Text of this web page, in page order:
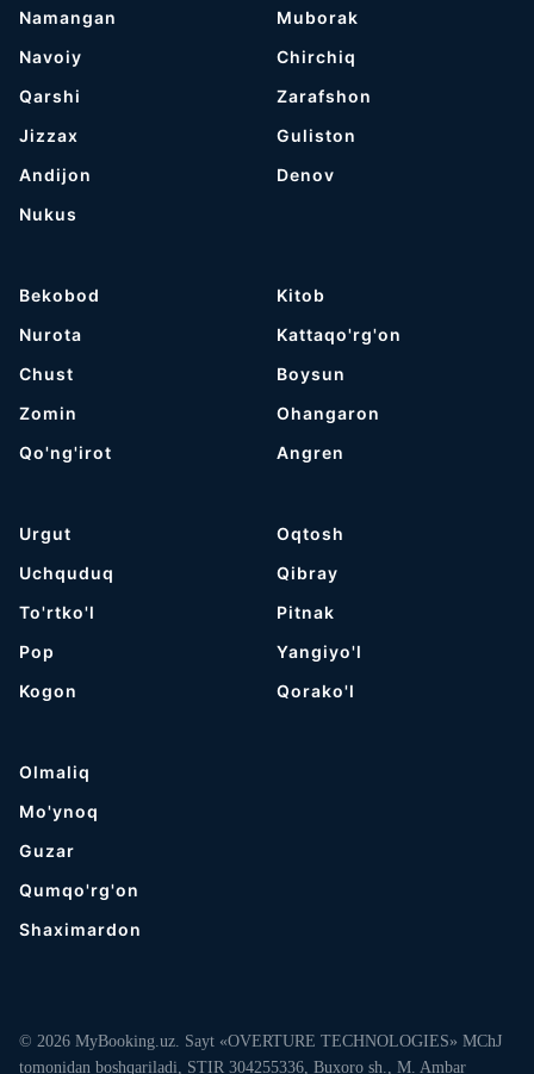
Namangan
Navoiy
Qarshi
Jizzax
Andijon
Nukus
Muborak
Chirchiq
Zarafshon
Guliston
Denov
Bekobod
Nurota
Chust
Zomin
Qo'ng'irot
Kitob
Kattaqo'rg'on
Boysun
Ohangaron
Angren
Urgut
Uchquduq
To'rtko'l
Pop
Kogon
Oqtosh
Qibray
Pitnak
Yangiyo'l
Qorako'l
Olmaliq
Mo'ynoq
Guzar
Qumqo'rg'on
Shaximardon
© 2026 MyBooking.uz. Sayt «OVERTURE TECHNOLOGIES» MChJ
tomonidan boshqariladi, STIR 304255336, Buxoro sh., M. Ambar